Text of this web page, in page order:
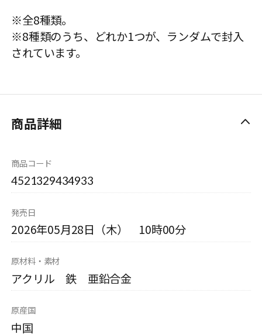
※全8種類。
※8種類のうち、どれか1つが、ランダムで封入
されています。
商品詳細
商品コード
4521329434933
発売日
2026年05月28日（木） 10時00分
原材料・素材
アクリル 鉄 亜鉛合金
原産国
中国